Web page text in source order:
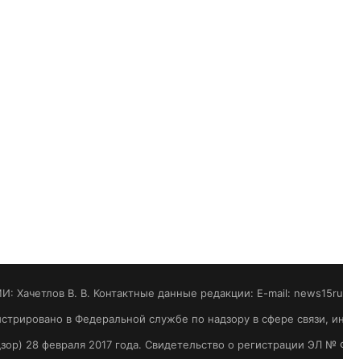
Хaчeтлoв B. B. Контактные данные редакции: E-mail:
в Федеральной службе по надзору в сфере
28 февраля 2017 года. Свидетельство о регистрации ЭЛ №